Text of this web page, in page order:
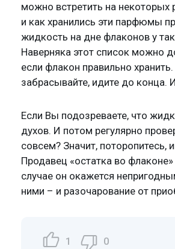
можно встретить на некоторых
и как хранились эти парфюмы
жидкость на дне флаконов у
Наверняка этот список можно
если флакон правильно
забрасывайте, идите до конца.
Если Вы подозреваете, что
духов. И потом регулярно
совсем? Значит, поторопитесь,
Продавец «остатка во
случае он окажется
ними – и разочарование от
1 0